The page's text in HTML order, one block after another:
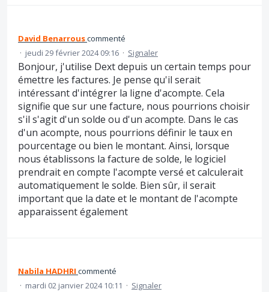
David Benarrouscommenté
· jeudi 29 février 2024 09:16 · Signaler
Bonjour, j'utilise Dext depuis un certain temps pour
émettre les factures. Je pense qu'il serait
intéressant d'intégrer la ligne d'acompte. Cela
signifie que sur une facture, nous pourrions choisir
s'il s'agit d'un solde ou d'un acompte. Dans le cas
d'un acompte, nous pourrions définir le taux en
pourcentage ou bien le montant. Ainsi, lorsque
nous établissons la facture de solde, le logiciel
prendrait en compte l'acompte versé et calculerait
automatiquement le solde. Bien sûr, il serait
important que la date et le montant de l'acompte
apparaissent également
Nabila HADHRI commenté
· mardi 02 janvier 2024 10:11 · Signaler